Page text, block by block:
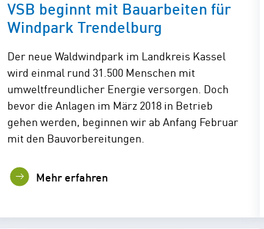
VSB beginnt mit Bauarbeiten für
Windpark Trendelburg
Der neue Waldwindpark im Landkreis Kassel
wird einmal rund 31.500 Menschen mit
umweltfreundlicher Energie versorgen. Doch
bevor die Anlagen im März 2018 in Betrieb
gehen werden, beginnen wir ab Anfang Februar
mit den Bauvorbereitungen.
Mehr erfahren